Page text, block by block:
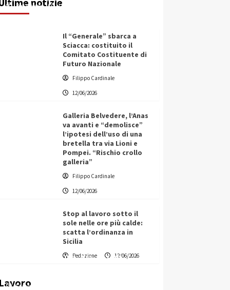
Redazione 12/06/2026
Il “Generale” sbarca a
Sciacca: costituito il
Comitato Costituente di
Futuro Nazionale
Filippo Cardinale
12/06/2026
Galleria Belvedere, l’Anas
va avanti e “demolisce”
l’ipotesi dell’uso di una
bretella tra via Lioni e
Pompei. “Rischio crollo
galleria”
Filippo Cardinale
12/06/2026
Stop al lavoro sotto il
sole nelle ore più calde:
scatta l’ordinanza in
Sicilia
Redazione 12/06/2026
Lavoro
Vino in Italia: il giro d’affari
contribuisce all’1,1% del PIL
Filippo Cardinale